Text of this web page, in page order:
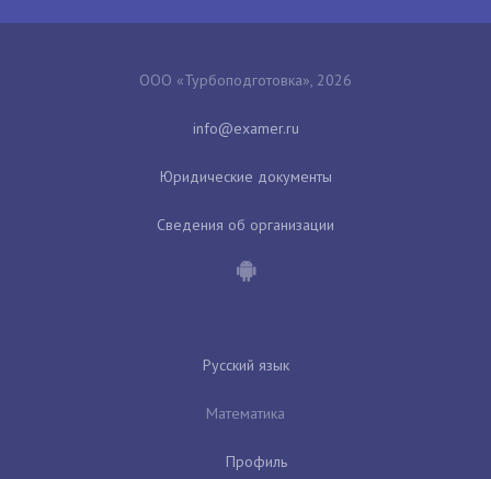
ООО «Турбоподготовка», 2026
Юридические документы
Сведения об организации
Русский язык
Математика
Профиль